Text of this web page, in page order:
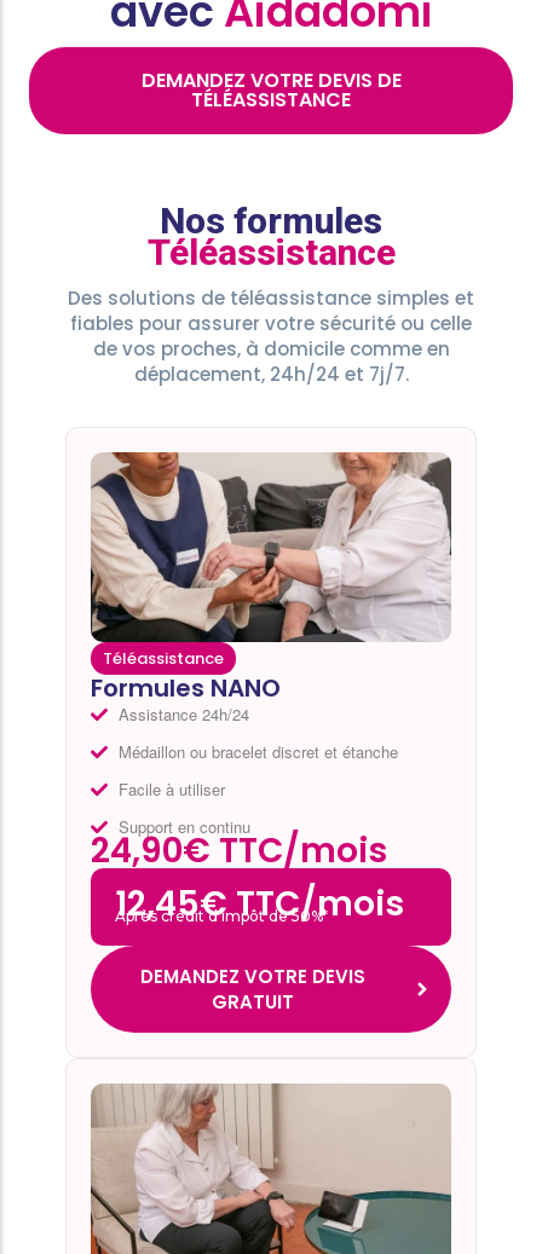
avec Aidadomi
DEMANDEZ VOTRE DEVIS DE
TÉLÉASSISTANCE
Nos formules
Téléassistance
Des solutions de téléassistance simples et
fiables pour assurer votre sécurité ou celle
de vos proches, à domicile comme en
déplacement, 24h/24 et 7j/7.
Téléassistance
Formules NANO
Assistance 24h/24
Médaillon ou bracelet discret et étanche
Facile à utiliser
Support en continu
24,90€ TTC/mois
12,45€ TTC/mois
Après crédit d’impôt de 50%*
DEMANDEZ VOTRE DEVIS
GRATUIT